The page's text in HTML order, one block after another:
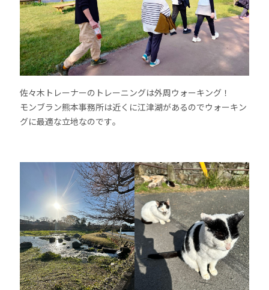
佐々木トレーナーのトレーニングは外周ウォーキング！
モンブラン熊本事務所は近くに江津湖があるのでウォーキン
グに最適な立地なのです。